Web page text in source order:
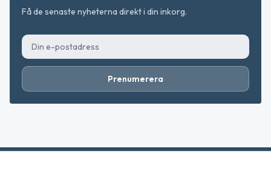
Få de senaste nyheterna direkt i din inkorg.
Prenumerera